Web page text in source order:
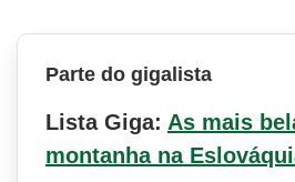
Parte do gigalista
Lista Giga: As mais
montanha na